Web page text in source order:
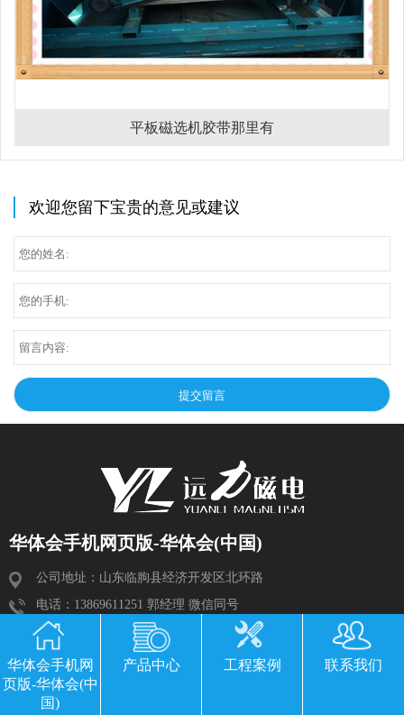
平板磁选机胶带那里有
欢迎您留下宝贵的意见或建议
华体会手机网页版-华体会(中国)
公司地址：山东临朐县经济开发区北环路
电话：13869611251 郭经理 微信同号
传真：0536-3435877
邮箱：2534224609@qq.com
华体会手机网
页版-华体会(中
国)
产品中心 工程案例 联系我们